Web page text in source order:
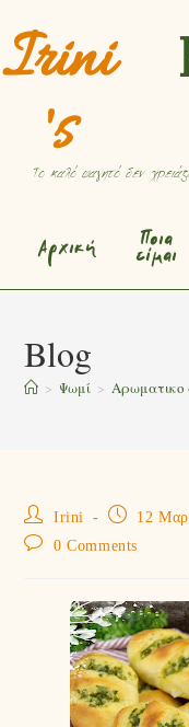
Irini
's
Το καλό φαγητό δεν
Αρχική
Ποια
είμαι
Blog
> Ψωμί > Αρωματικο
Irini 12
0 Comments